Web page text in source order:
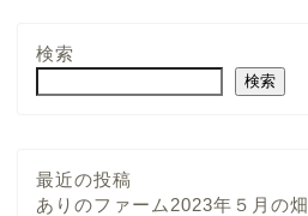
検索
検索
最近の投稿
ありのファーム2023年５月の畑